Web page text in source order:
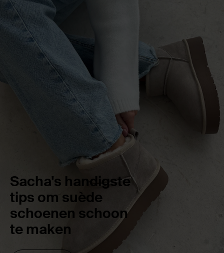
Sacha's handigste
tips om suède
schoenen schoon
te maken